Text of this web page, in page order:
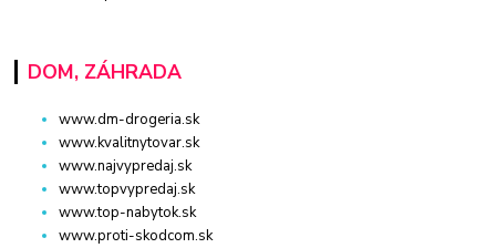
DOM, ZÁHRADA
www.dm-drogeria.sk
www.kvalitnytovar.sk
www.najvypredaj.sk
www.topvypredaj.sk
www.top-nabytok.sk
www.proti-skodcom.sk